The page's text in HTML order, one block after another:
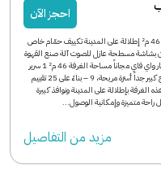
احجز الآن
كلوب 46 م² إطلالة على المدينة تكييف حمّام خاص
بشاشة مسطحة عازل للصوت آلة صنع القهوة
ميني بار واي فاي مجاناً مساحة الغرفة 46 م² 1 سرير
مزدوج كبير جداً أسرّة مريحة، 9 – بناءً على 25 تقييم
الغرفة بإطلالة على المدينة ونوافذ كبيرة
راحة متميزة وإمكانية الوصول...
مزید من التفاصیل